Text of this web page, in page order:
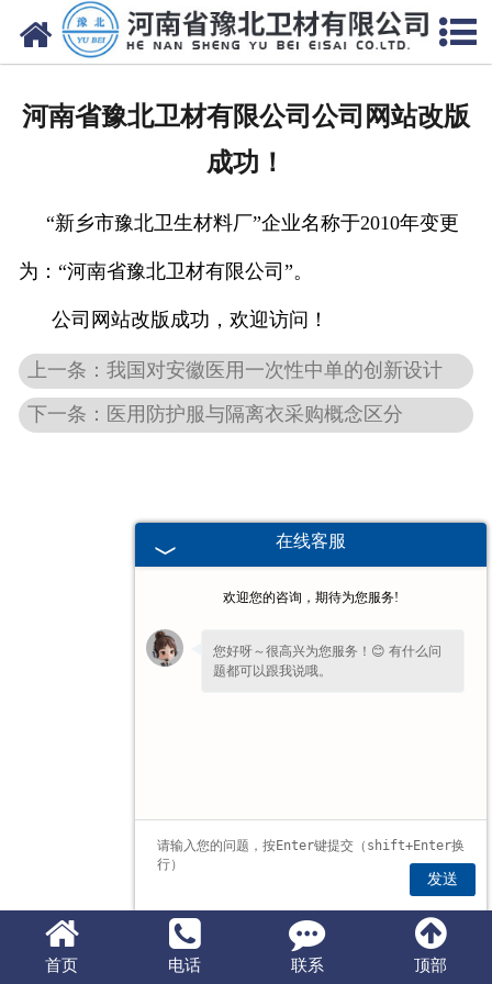
网站首页
厂房设备
人才招聘
联系我们
河南省豫北卫材有限公司公司网站改版
成功！
“新乡市豫北卫生材料厂”企业名称于2010年变更
为：“河南省豫北卫材有限公司”。
公司网站改版成功，欢迎访问！
上一条：我国对安徽医用一次性中单的创新设计
下一条：医用防护服与隔离衣采购概念区分
首页 电话 联系 顶部
在线客服
欢迎您的咨询，期待为您服务!
您好呀～很高兴为您服务！😊 有什么问
题都可以跟我说哦。
发送